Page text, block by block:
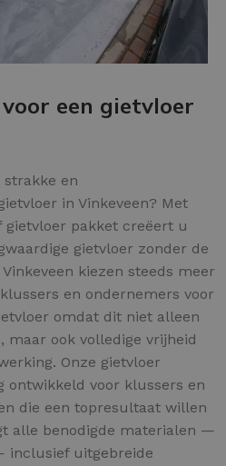
een gietvloer
strakke en
in Vinkeveen? Met
gietvloer pakket creëert u
gietvloer zonder de
kiezen steeds meer
en ondernemers voor
omdat dit niet alleen
maar ook volledige vrijheid
Onze gietvloer
ontwikkeld voor klussers en
die een topresultaat willen
alle benodigde materialen —
inclusief uitgebreide